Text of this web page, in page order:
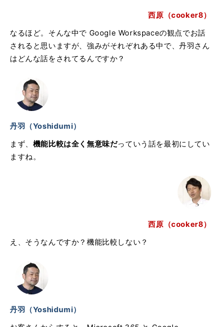
西原（cooker8）
なるほど。そんな中で Google Workspaceの観点でお話
されると思いますが、強みがそれぞれある中で、丹羽さん
はどんな話をされてるんですか？
丹羽（Yoshidumi）
まず、 機能比較は全く無意味だっていう話を最初にしてい
ますね。
西原（cooker8）
え、そうなんですか？機能比較しない？
丹羽（Yoshidumi）